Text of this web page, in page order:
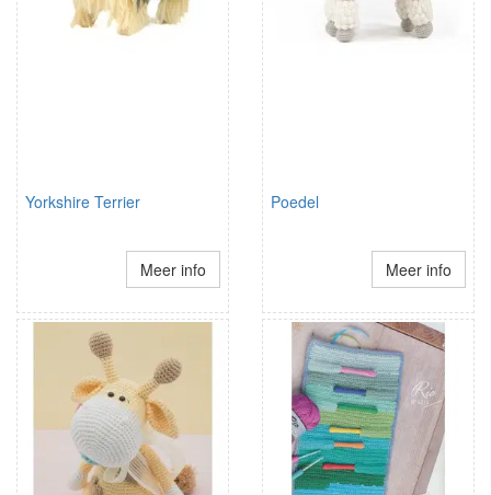
Yorkshire Terrier
Meer info
Poedel
Meer info